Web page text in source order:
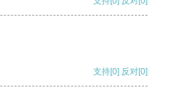
支持[0] 反对[0]